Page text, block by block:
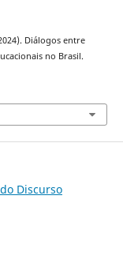
Diálogos entre
no Brasil.
Discurso